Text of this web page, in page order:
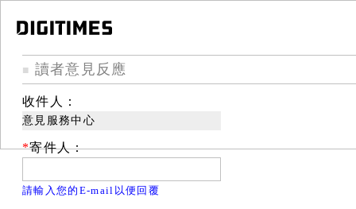
■ 讀者意見反應
收件人：
意見服務中心
*寄件人：
請輸入您的E-mail以便回覆